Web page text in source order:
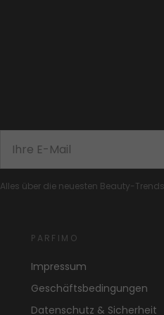
Alles über die neuesten Beauty-
PARFIMO
Impressum
Geschäftsbedingungen
Datenschutz & Sicherheit